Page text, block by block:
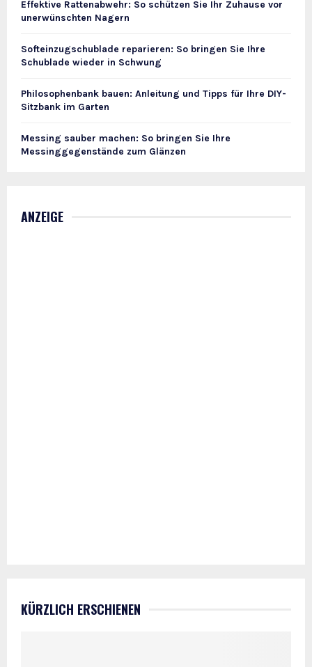
Effektive Rattenabwehr: So schützen Sie Ihr Zuhause vor
unerwünschten Nagern
Softeinzugschublade reparieren: So bringen Sie Ihre
Schublade wieder in Schwung
Philosophenbank bauen: Anleitung und Tipps für Ihre DIY-
Sitzbank im Garten
Messing sauber machen: So bringen Sie Ihre
Messinggegenstände zum Glänzen
ANZEIGE
KÜRZLICH ERSCHIENEN